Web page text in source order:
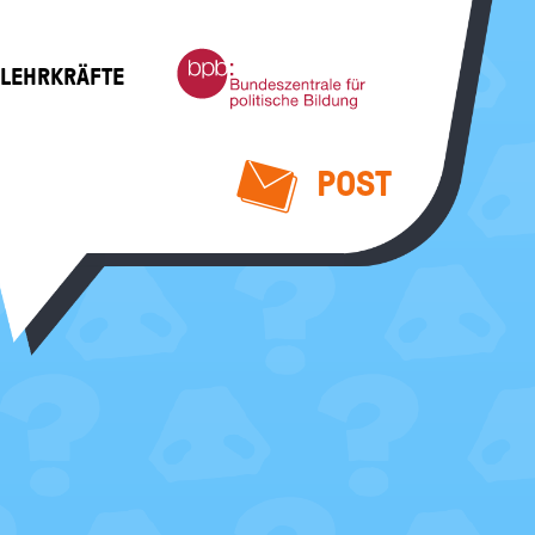
Bundeszentrale
für
politische
POST